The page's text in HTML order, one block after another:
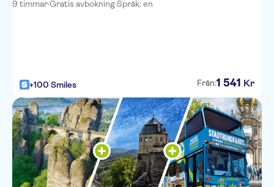
9 timmar·Gratis avbokning·Språk: en
+100 Smiles Från:1 541 Kr